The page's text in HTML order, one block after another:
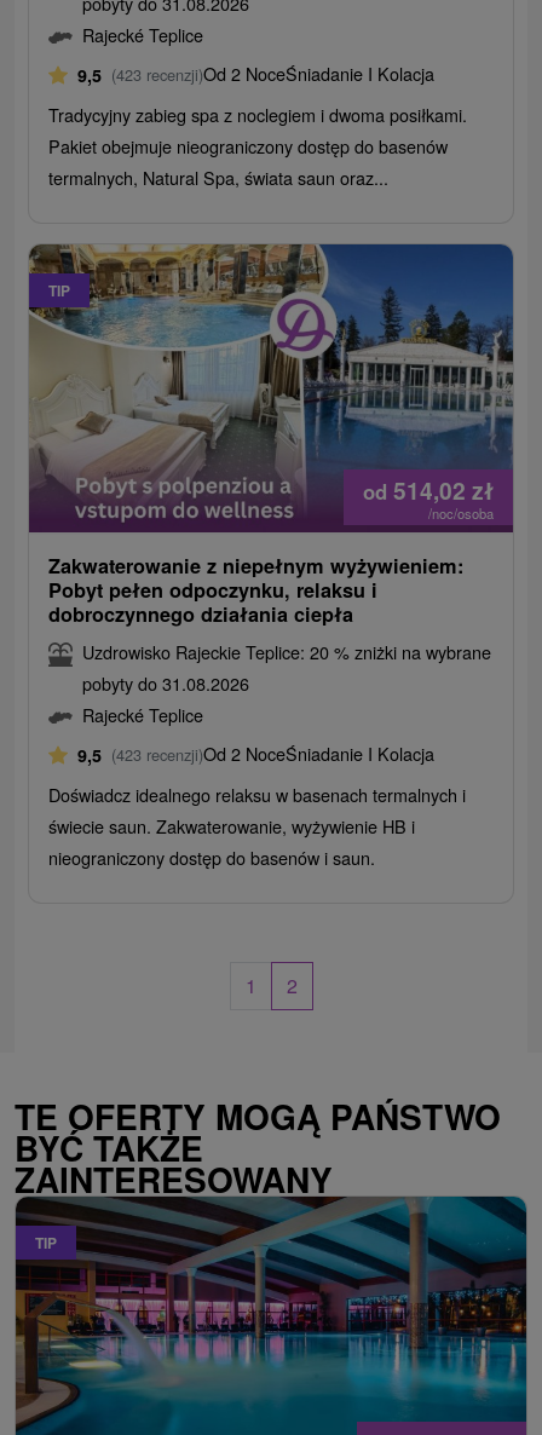
Rajecké Teplice
9,5 (423 recenzji)Od 2 NoceŚniadanie I Kolacja
Tradycyjny zabieg spa z noclegiem i dwoma posiłkami.
Pakiet obejmuje nieograniczony dostęp do basenów
termalnych, Natural Spa, świata saun oraz...
TIP
od 514,02 zł
/noc/osoba
Zakwaterowanie z niepełnym wyżywieniem:
Pobyt pełen odpoczynku, relaksu i
dobroczynnego działania ciepła
Uzdrowisko Rajeckie Teplice: 20 % zniżki na wybrane
pobyty do 31.08.2026
Rajecké Teplice
9,5 (423 recenzji)Od 2 NoceŚniadanie I Kolacja
Doświadcz idealnego relaksu w basenach termalnych i
świecie saun. Zakwaterowanie, wyżywienie HB i
nieograniczony dostęp do basenów i saun.
1 2
TE OFERTY MOGĄ PAŃSTWO
BYĆ TAKŻE
ZAINTERESOWANY
TIP